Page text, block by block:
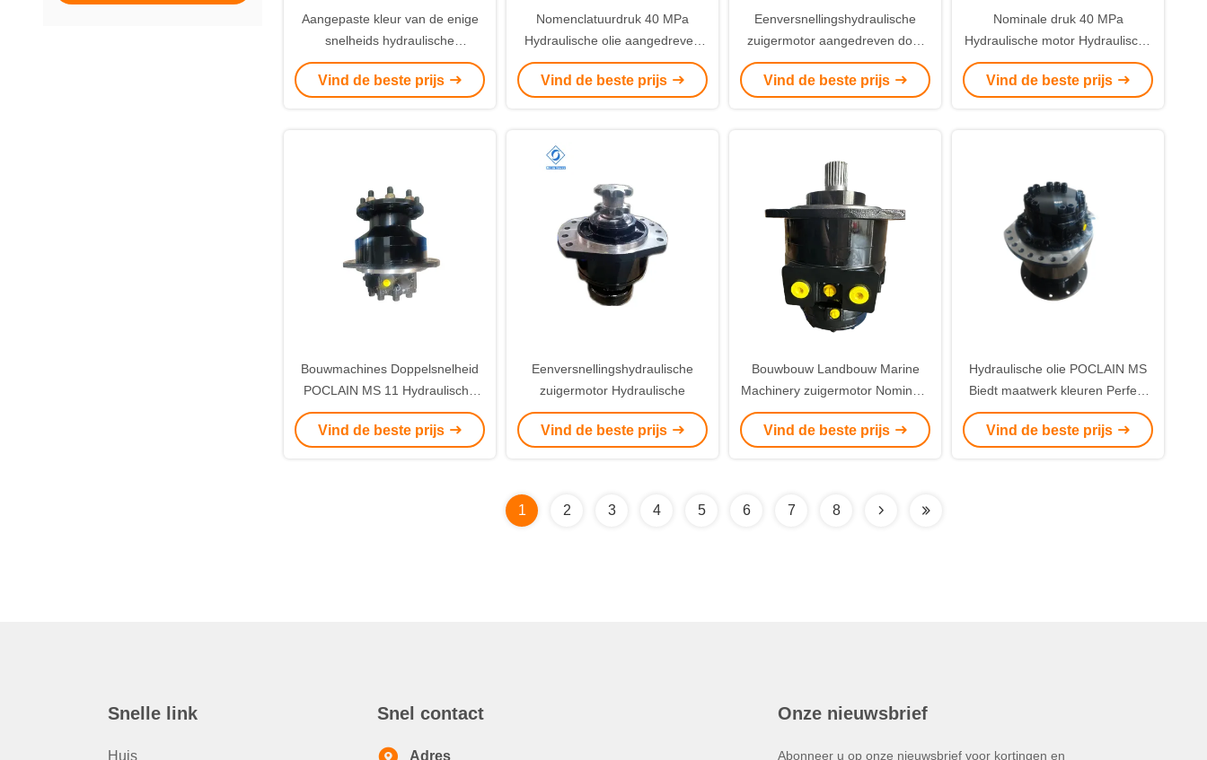
Aangepaste kleur van de enige
snelheids hydraulische
zuigermotor Geschikt voor
toepassingen van bouwlandbouw
Vind de beste prijs
Nomenclatuurdruk 40 MPa
Hydraulische olie aangedreven
POCLAIN MOTOR Ideaal voor
hydraulische krachtcentrales en
Vind de beste prijs
Eenversnellingshydraulische
zuigermotor aangedreven door
hydraulische olie
Vind de beste prijs
Nominale druk 40 MPa
Hydraulische motor Hydraulische
olie Krachttype ontworpen voor
de krachtoverdracht in mobiele
Vind de beste prijs
Bouwmachines Doppelsnelheid
POCLAIN MS 11 Hydraulische
motor Ideaal voor landbouw- en
scheepsmachine toepassingen
Vind de beste prijs
Eenversnellingshydraulische
zuigermotor Hydraulische
Vind de beste prijs
Bouwbouw Landbouw Marine
Machinery zuigermotor Nominale
druk 40 MPa Hydraulische motor
Geschikt voor verschillende
Vind de beste prijs
Hydraulische olie POCLAIN MS
Biedt maatwerk kleuren Perfect
Hydraulische apparatuur voor
verschillende industrieën
Vind de beste prijs
1 2 3 4 5 6 7 8
Snelle link
Huis
Snel contact
Adres
Onze nieuwsbrief
Abonneer u op onze nieuwsbrief voor kortingen en